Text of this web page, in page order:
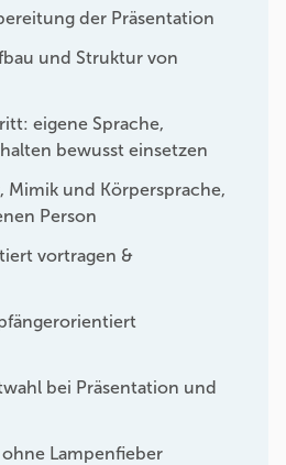
der Präsentation
und Struktur von
eigene Sprache,
bewusst einsetzen
Mimik und Körpersprache,
Person
vortragen &
bei Präsentation und
Lampenfieber